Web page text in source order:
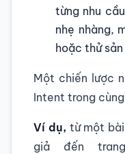
từng nhu
nhẹ nhàng,
hoặc thử
Một chiến lược
Intent trong
Ví dụ, từ một
giả đến